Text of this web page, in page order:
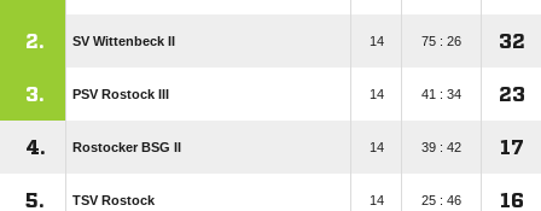
2. SV Wittenbeck II 14 75 : 26 32
3. PSV Rostock III 14 41 : 34 23
4. Rostocker BSG II 14 39 : 42 17
5. TSV Rostock 14 25 : 46 16